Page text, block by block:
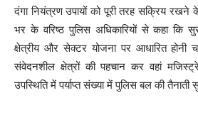
दंगा नियंत्रण उपायों को पूरी तरह सक्रिय रखने
भर के वरिष्ठ पुलिस अधिकारियों से कहा कि
क्षेत्रीय और सेक्टर योजना पर आधारित होनी
संवेदनशील क्षेत्रों की पहचान कर वहां
उपस्थिति में पर्याप्त संख्या में पुलिस बल की तैनाती